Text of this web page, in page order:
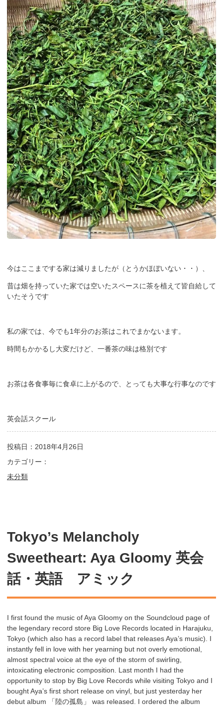
今はここまでする家は減りましたが（とうかほぼいない・・）、
昔は畑を持っていた家では空いたスペースに茶を植えて皆自給して
いたそうです
私の家では、今でも1年分のお茶はこれでまかないます。
時間もかかるし大変だけど、一番茶の味は格別です
お茶は各食事毎に食卓に上がるので、とっても大事な行事なのです
英会話スクール
投稿日：2018年4月26日
カテゴリー：
未分類
Tokyo’s Melancholy
Sweetheart: Aya Gloomy 英会
話・英語 アミック
I first found the music of Aya Gloomy on the Soundcloud page of
the legendary record store Big Love Records located in Harajuku,
Tokyo (which also has a record label that releases Aya’s music). I
instantly fell in love with her yearning but not overly emotional,
almost spectral voice at the eye of the storm of swirling,
intoxicating electronic composition. Last month I had the
opportunity to stop by Big Love Records while visiting Tokyo and I
bought Aya’s first short release on vinyl, but just yesterday her
debut album 「陸の孤島」 was released. I ordered the album